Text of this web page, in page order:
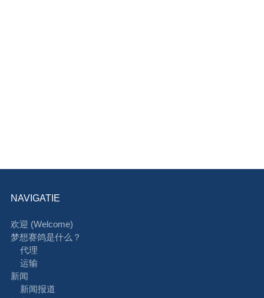
NAVIGATIE
欢迎 (Welcome)
梦想赛鸽是什么？
代理
运输
新闻
新闻报道